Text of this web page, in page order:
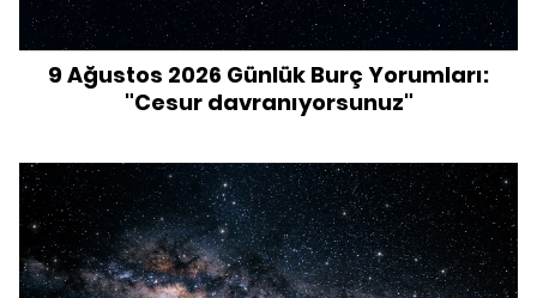
9 Ağustos 2026 Günlük Burç Yorumları:
"Cesur davranıyorsunuz"